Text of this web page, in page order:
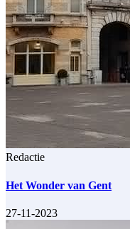
Redactie
Het Wonder van Gent
27-11-2023